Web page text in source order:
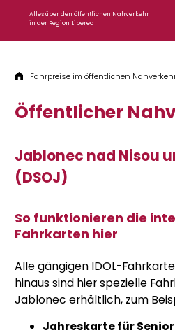
Alles über den öffentlichen Nahverkehr
in der Region Liberec
Fahrpreise im öffentlichen
Öffentlicher
Jablonec nad Nisou
(DSOJ)
So funktionieren die
Fahrkarten hier
Alle gängigen IDOL-
hinaus sind hier spezielle
Jablonec erhältlich, zum
Jahreskarte für